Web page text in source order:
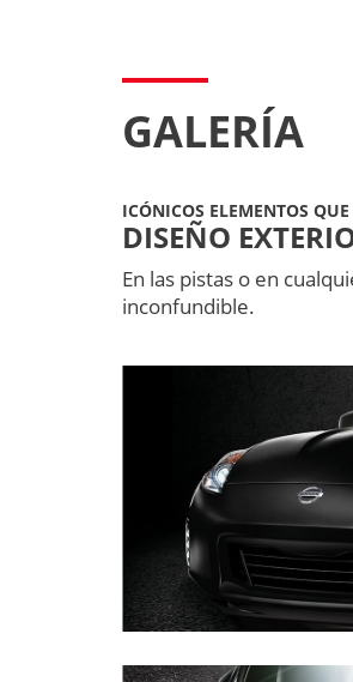
GALERÍA
ICÓNICOS ELEMENTOS
DISEÑO
En las pistas o en
inconfundible.